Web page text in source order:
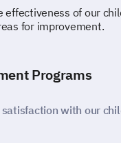
of our
for improvement.
Programs
with our